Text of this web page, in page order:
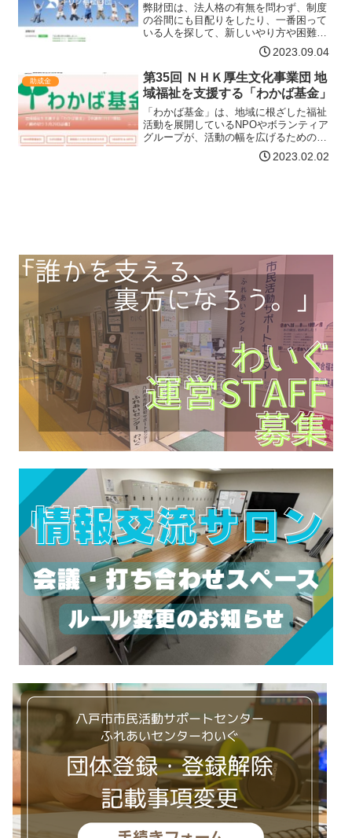
弊財団は、法人格の有無を問わず、制度
の谷間にも目配りをしたり、一番困って
いる人を探して、新しいやり方や困難な
道に踏み出す、地域に根付いた草の根の
福祉活動を支援するため、公募による助
成を行っています。令和６年度も「キリ
ン・地域のちから応援事業…【詳細はコ
チラ】
2023.09.04
助成金
第35回 ＮＨＫ厚生文化事業団 地
域福祉を支援する「わかば基金」
「わかば基金」は、地域に根ざした福祉
活動を展開しているNPOやボランティア
グループが、活動の幅を広げるための支
援をしています。福祉にとって厳しい時
代だからこそ、「わかば基金」は地域に
2023.02.02